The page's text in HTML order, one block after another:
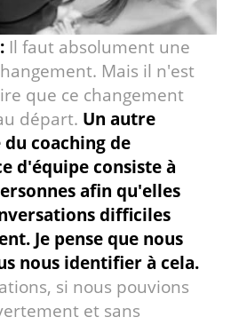
Il faut absolument une
Mais il n'est
que ce changement
départ. Un autre
coaching de
d'équipe consiste à
afin qu'elles
difficiles
Je pense que nous
nous identifier à cela.
si nous pouvions
et sans